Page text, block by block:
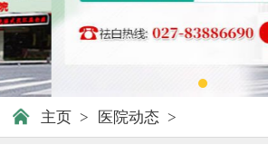
主页 > 医院动态 >